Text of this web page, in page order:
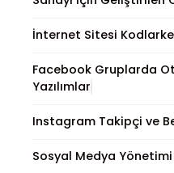
İnternet Sitesi
Facebook Gruplarda
Yazılımlar
Instagram Takipçi ve
Sosyal Medya